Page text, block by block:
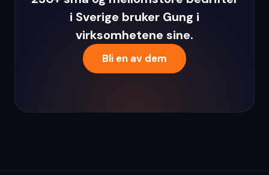
i Sverige bruker Gung i
virksomhetene sine.
Bli en av dem